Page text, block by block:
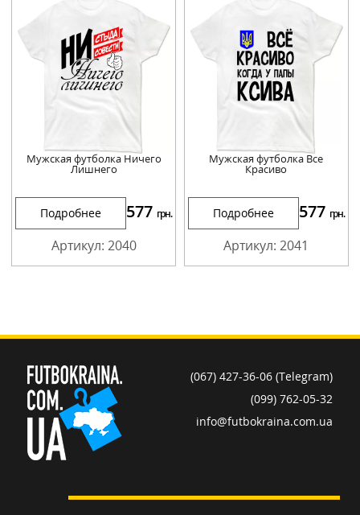
Мужская футболка Ничего
Лишнего
Подробнее 577 грн.
Артикул: 2040
Мужская футболка Все
Красиво
Подробнее 577 грн.
Артикул: 2041
(067) 427-36-06 (Telegram)
(099) 762-05-32
info@futbokraina.com.ua